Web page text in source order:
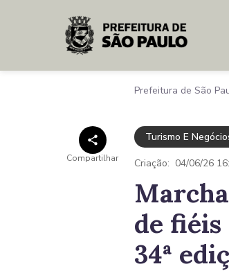
Pular para o Conteúdo principal
Prefeitura de São
Compartilhar
Turismo E
Criação: 04/06/26
de fiéis
34ª